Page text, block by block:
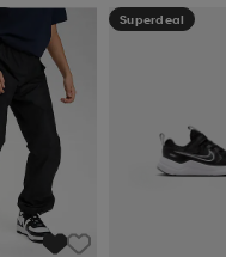
Superdeal